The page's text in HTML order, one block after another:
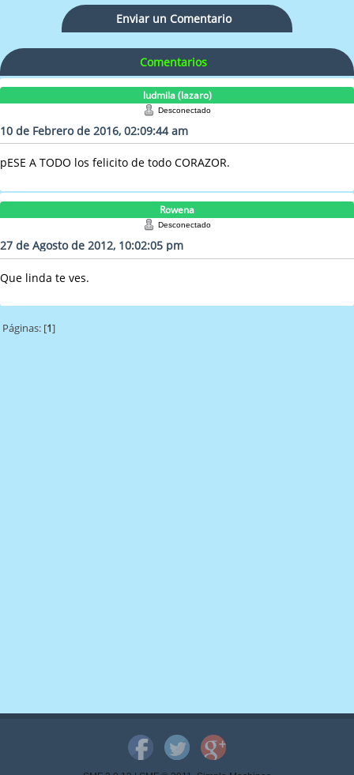
Enviar un Comentario
Comentarios
ludmila (lazaro)
Desconectado
10 de Febrero de 2016, 02:09:44 am
pESE A TODO los felicito de todo CORAZOR.
Rowena
Desconectado
27 de Agosto de 2012, 10:02:05 pm
Que linda te ves.
Páginas: [1]